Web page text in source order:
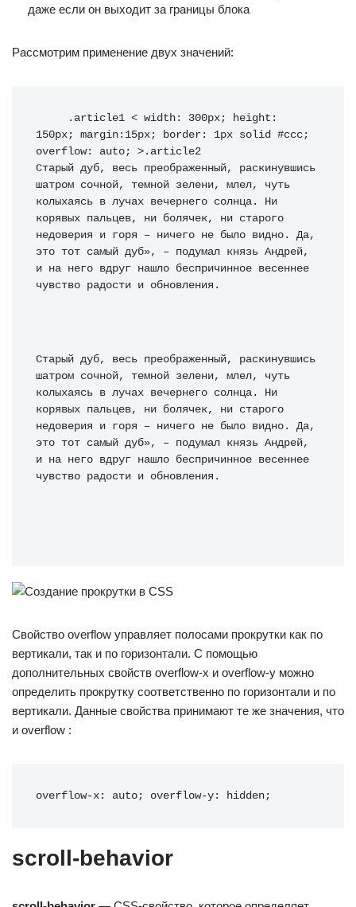
даже если он выходит за границы блока
Рассмотрим применение двух значений:
.article1 < width: 300px; height:
150px; margin:15px; border: 1px solid #ccc;
overflow: auto; >.article2
Старый дуб, весь преображенный, раскинувшись
шатром сочной, темной зелени, млел, чуть
колыхаясь в лучах вечернего солнца. Ни
корявых пальцев, ни болячек, ни старого
недоверия и горя – ничего не было видно. Да,
это тот самый дуб», – подумал князь Андрей,
и на него вдруг нашло беспричинное весеннее
чувство радости и обновления.
Старый дуб, весь преображенный, раскинувшись
шатром сочной, темной зелени, млел, чуть
колыхаясь в лучах вечернего солнца. Ни
корявых пальцев, ни болячек, ни старого
недоверия и горя – ничего не было видно. Да,
это тот самый дуб», – подумал князь Андрей,
и на него вдруг нашло беспричинное весеннее
чувство радости и обновления.
Свойство overflow управляет полосами прокрутки как по
вертикали, так и по горизонтали. С помощью
дополнительных свойств overflow-x и overflow-y можно
определить прокрутку соответственно по горизонтали и по
вертикали. Данные свойства принимают те же значения, что
и overflow :
overflow-x: auto; overflow-y: hidden;
scroll-behavior